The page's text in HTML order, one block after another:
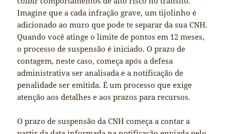
Imagine que a cada infração grave, um tijolinho é
adicionado ao muro que pode te separar da sua CNH.
Quando você atinge o limite de pontos em 12 meses,
o processo de suspensão é iniciado. O prazo de
contagem, neste caso, começa após a defesa
administrativa ser analisada e a notificação de
penalidade ser emitida. É um processo que exige
atenção aos detalhes e aos prazos para recursos.
O prazo de suspensão da CNH começa a contar a